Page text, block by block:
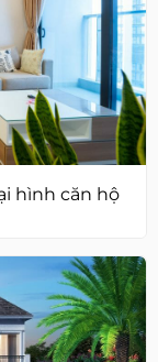
hình căn hộ